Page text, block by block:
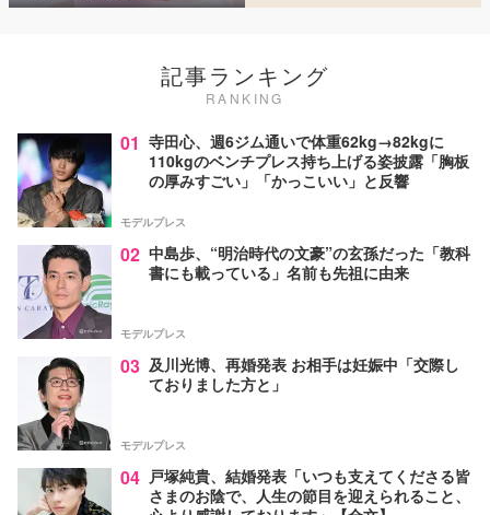
記事ランキング
RANKING
01 寺田心、週6ジム通いで体重62kg→82kgに
110kgのベンチプレス持ち上げる姿披露「胸板
の厚みすごい」「かっこいい」と反響
モデルプレス
02 中島歩、“明治時代の文豪”の玄孫だった「教科
書にも載っている」名前も先祖に由来
モデルプレス
03 及川光博、再婚発表 お相手は妊娠中「交際し
ておりました方と」
モデルプレス
04 戸塚純貴、結婚発表「いつも支えてくださる皆
さまのお陰で、人生の節目を迎えられること、